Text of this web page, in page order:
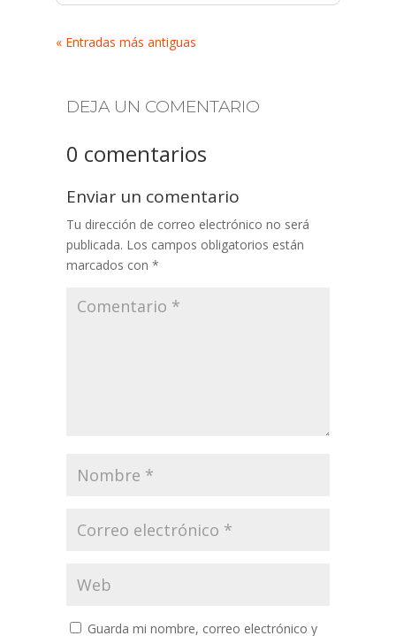
« Entradas más antiguas
DEJA UN COMENTARIO
0 comentarios
Enviar un comentario
Tu dirección de correo electrónico no será
publicada. Los campos obligatorios están
marcados con *
Guarda mi nombre, correo electrónico y